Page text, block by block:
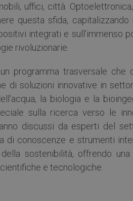
uffici, città.
questa sfida,
integrati e sull’immenso
rivoluzionarie.
programma trasversale che
di soluzioni innovative in
la biologia e la
sulla ricerca verso le
discussi da esperti del
di conoscenze e strumenti
sostenibilità, offrendo
e tecnologiche.